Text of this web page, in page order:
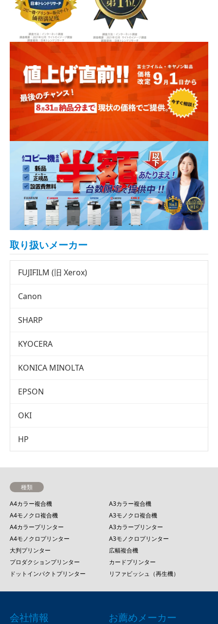
取り扱いメーカー
FUJIFILM (旧 Xerox)
Canon
SHARP
KYOCERA
KONICA MINOLTA
EPSON
OKI
HP
種類
A4カラー複合機
A3カラー複合機
A4モノクロ複合機
A3モノクロ複合機
A4カラープリンター
A3カラープリンター
A4モノクロプリンター
A3モノクロプリンター
大判プリンター
広幅複合機
プロダクションプリンター
カードプリンター
ドットインパクトプリンター
リファビッシュ（再生機）
会社情報 お薦めメーカー